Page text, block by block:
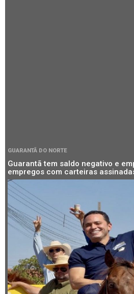
GUARANTÃ DO NORTE
Guarantã tem saldo negativo e
empregos com carteiras